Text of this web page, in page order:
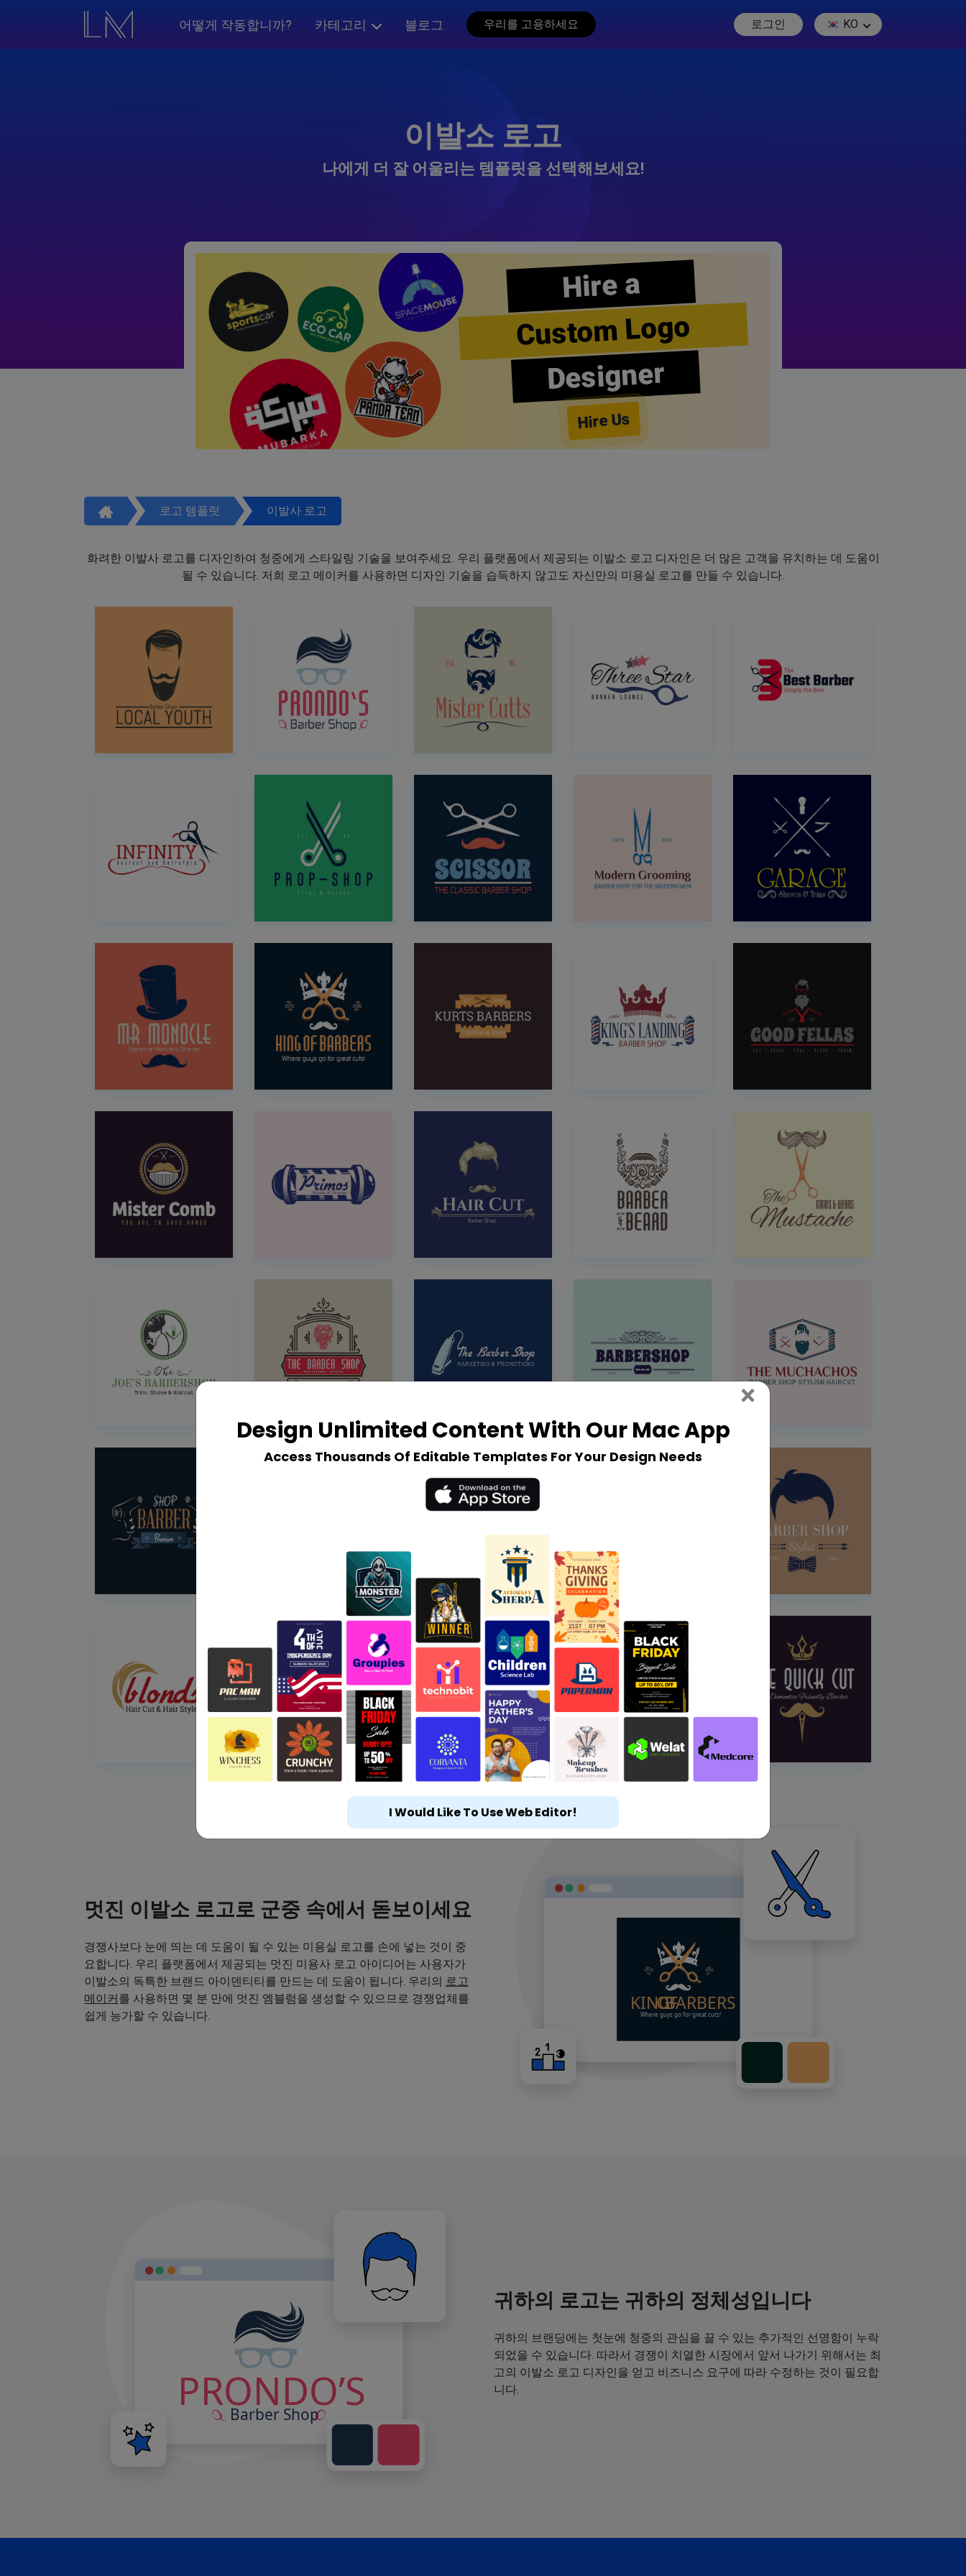
어떻게 작동합니까? 카테고리 블로그 우리를 고용하세요 로그인 KO
이발소 로고
나에게 더 잘 어울리는 템플릿을 선택해보세요!
Hire a
Custom Logo
Designer
Hire Us
로고 템플릿 이발사 로고
화려한 이발사 로고를 디자인하여 청중에게 스타일링 기술을 보여주세요. 우리 플랫폼에서 제공되는 이발소 로고 디자인은 더 많은 고객을 유치하는 데 도움이
될 수 있습니다. 저희 로고 메이커를 사용하면 디자인 기술을 습득하지 않고도 자신만의 미용실 로고를 만들 수 있습니다.
멋진 이발소 로고로 군중 속에서 돋보이세요
경쟁사보다 눈에 띄는 데 도움이 될 수 있는 미용실 로고를 손에 넣는 것이 중
요합니다. 우리 플랫폼에서 제공되는 멋진 미용사 로고 아이디어는 사용자가
이발소의 독특한 브랜드 아이덴티티를 만드는 데 도움이 됩니다. 우리의 로고
메이커 를 사용하면 몇 분 만에 멋진 엠블럼을 생성할 수 있으므로 경쟁업체를
쉽게 능가할 수 있습니다.
귀하의 로고는 귀하의 정체성입니다
귀하의 브랜딩에는 첫눈에 청중의 관심을 끌 수 있는 추가적인 선명함이 누락
되었을 수 있습니다. 따라서 경쟁이 치열한 시장에서 앞서 나가기 위해서는 최
고의 이발소 로고 디자인을 얻고 비즈니스 요구에 따라 수정하는 것이 필요합
니다.
Design Unlimited Content With Our Mac App
Access Thousands Of Editable Templates For Your Design Needs
× Close
I Would Like To Use Web Editor!